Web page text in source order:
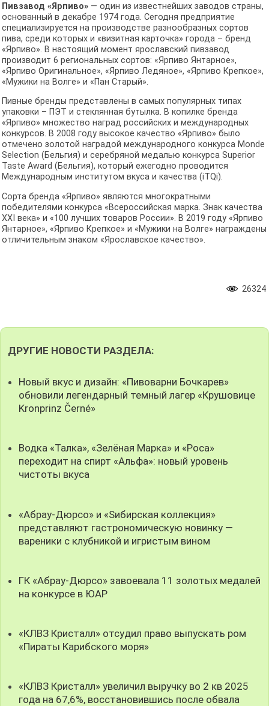
Пивзавод «Ярпиво»— один из известнейших заводов страны,
основанный в декабре 1974 года. Сегодня предприятие
специализируется на производстве разнообразных сортов
пива, среди которых и «визитная карточка» города – бренд
«Ярпиво». В настоящий момент ярославский пивзавод
производит 6 региональных сортов: «Ярпиво Янтарное»,
«Ярпиво Оригинальное», «Ярпиво Ледяное», «Ярпиво Крепкое»,
«Мужики на Волге» и «Пан Старый».
Пивные бренды представлены в самых популярных типах
упаковки – ПЭТ и стеклянная бутылка. В копилке бренда
«Ярпиво» множество наград российских и международных
конкурсов. В 2008 году высокое качество «Ярпиво» было
отмечено золотой наградой международного конкурса Monde
Selection (Бельгия) и серебряной медалью конкурса Superior
Taste Award (Бельгия), который ежегодно проводится
Международным институтом вкуса и качества (iTQi).
Сорта бренда «Ярпиво» являются многократными
победителями конкурса «Всероссийская марка. Знак качества
XXI века» и «100 лучших товаров России». В 2019 году «Ярпиво
Янтарное», «Ярпиво Крепкое» и «Мужики на Волге» награждены
отличительным знаком «Ярославское качество».
26324
ДРУГИЕ НОВОСТИ РАЗДЕЛА:
Новый вкус и дизайн: «Пивоварни Бочкарев»
обновили легендарный темный лагер «Крушовице
Kronprinz Černé»
Водка «Талка», «Зелёная Марка» и «Роса»
переходит на спирт «Альфа»: новый уровень
чистоты вкуса
«Абрау-Дюрсо» и «Sибирская коллекция»
представляют гастрономическую новинку —
вареники с клубникой и игристым вином
ГК «Абрау-Дюрсо» завоевала 11 золотых медалей
на конкурсе в ЮАР
«КЛВЗ Кристалл» отсудил право выпускать ром
«Пираты Карибского моря»
«КЛВЗ Кристалл» увеличил выручку во 2 кв 2025
года на 67,6%, восстановившись после обвала